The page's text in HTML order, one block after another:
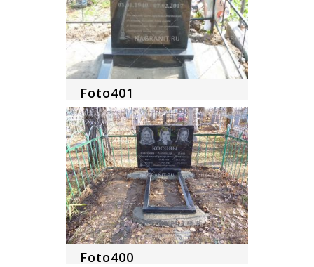
Foto401
Foto400